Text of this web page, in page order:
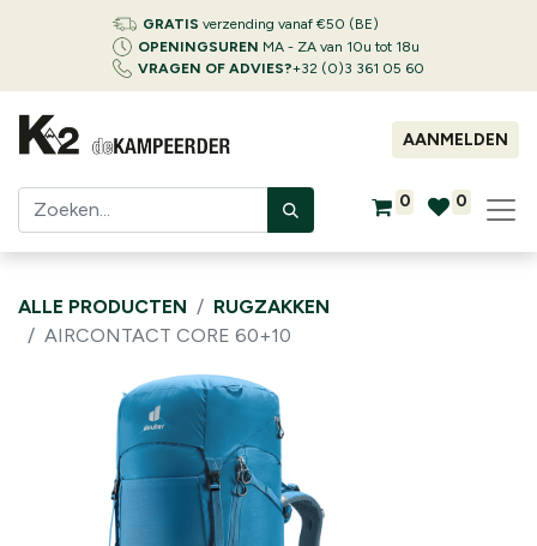
GRATIS verzending vanaf €50 (BE)
OPENINGSUREN MA - ZA van 10u tot 18u
VRAGEN OF ADVIES?+32 (0)3 361 05 60
AANMELDEN
0 0
ALLE PRODUCTEN
RUGZAKKEN
AIRCONTACT CORE 60+10